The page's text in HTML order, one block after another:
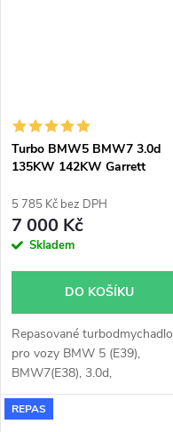
Turbo BMW5 BMW7 3.0d
135KW 142KW Garrett
5 785 Kč bez DPH
7 000 Kč
Skladem
DO KOŠÍKU
Repasované turbodmychadlo
pro vozy BMW 5 (E39),
BMW7(E38), 3.0d,
135KW,142KW, M57
D30(306D1)
REPAS